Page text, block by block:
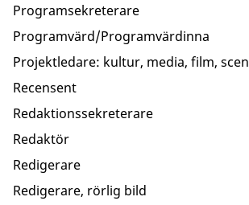
Programsekreterare
Programvärd/Programvärdinna
Projektledare: kultur, media, film, scen
Recensent
Redaktionssekreterare
Redaktör
Redigerare
Redigerare, rörlig bild